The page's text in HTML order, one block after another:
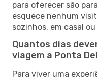
para oferecer são
esquece nenhum
sozinhos, em casal
Quantos dias
viagem a Ponta
Para viver uma